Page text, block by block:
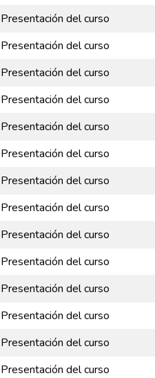
Presentación del curso
Presentación del curso
Presentación del curso
Presentación del curso
Presentación del curso
Presentación del curso
Presentación del curso
Presentación del curso
Presentación del curso
Presentación del curso
Presentación del curso
Presentación del curso
Presentación del curso
Presentación del curso